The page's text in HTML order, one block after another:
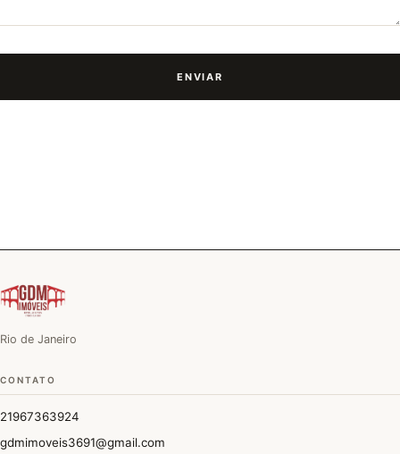
ENVIAR
Rio de Janeiro
CONTATO
21967363924
gdmimoveis3691@gmail.com